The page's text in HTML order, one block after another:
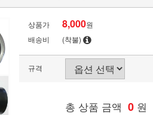
상품가 8,000원
배송비
(착불)
규격
총 상품 금액 0 원